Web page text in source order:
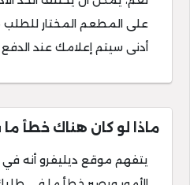
على المطعم المختار للطلب
أدنى سيتم إعلامك عند
ماذا لو كان هناك خطأ
يتفهم موقع ديليفرو أنه